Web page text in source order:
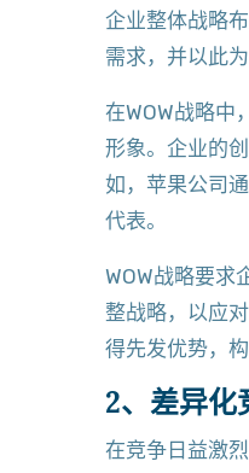
企业整体战略
需求，并以此
在WOW战略中
形象。企业的
如，苹果公司
代表。
WOW战略要求
整战略，以应
得先发优势，
2、差异化
在竞争日益激